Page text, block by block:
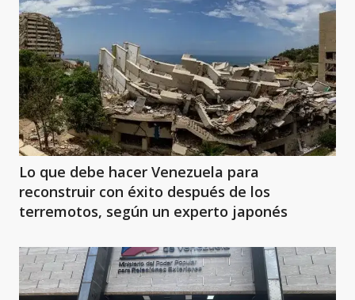
Lo que debe hacer Venezuela para
reconstruir con éxito después de los
terremotos, según un experto japonés